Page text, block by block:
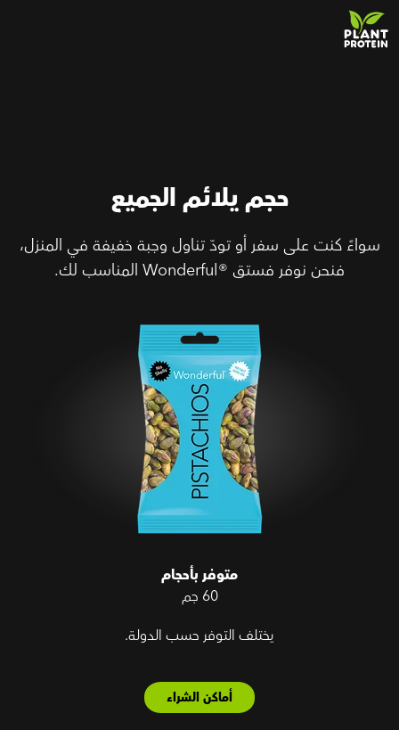
حجم يلائم الجميع
سواءً كنت على سفر أو تودّ تناول وجبة خفيفة في المنزل،
فنحن نوفر فستق Wonderful®‎ المناسب لك.
متوفر بأحجام
60 جم
يختلف التوفر حسب الدولة.
أماكن الشراء